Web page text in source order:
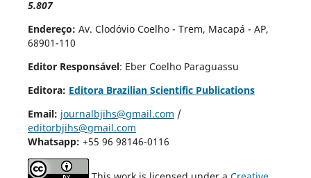
5.807
Endereço: Av. Clodóvio Coelho - Trem, Macapá - AP,
68901-110
Editor Responsável: Eber Coelho Paraguassu
Editora: Editora Brazilian Scientific Publications
Email: journalbjihs@gmail.com /
editorbjihs@gmail.com
Whatsapp: +55 96 98146-0116